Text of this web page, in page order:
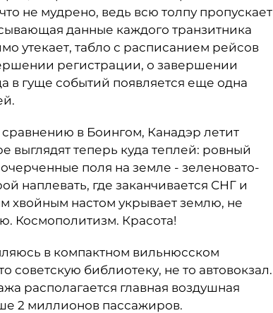
не мудрено, ведь всю толпу пропускает
данные каждого транзитника
утекает, табло с расписанием рейсов
регистрации, о завершении
в гуще событий появляется еще одна
в Боингом, Канадэр летит
выглядят теперь куда теплей: ровный
поля на земле - зеленовато-
наплевать, где заканчивается СНГ и
хвойным настом укрывает землю, не
Космополитизм. Красота!
в компактном вильнюсском
библиотеку, не то автовокзал.
располагается главная воздушная
2 миллионов пассажиров.